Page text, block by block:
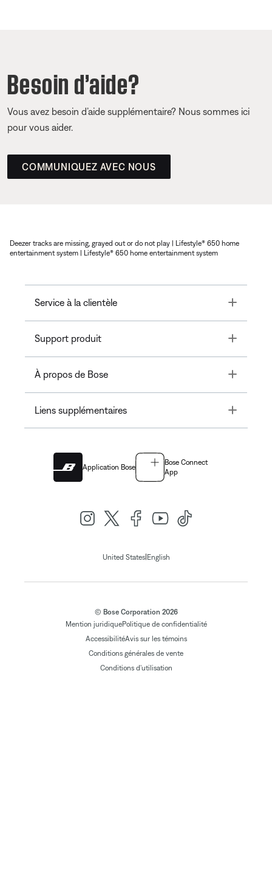
Besoin d’aide?
Vous avez besoin d’aide supplémentaire? Nous sommes ici
pour vous aider.
COMMUNIQUEZ AVEC NOUS
Deezer tracks are missing, grayed out or do not play | Lifestyle® 650 home
entertainment system | Lifestyle® 650 home entertainment system
Service à la clientèle Toggle
Support produit Toggle
À propos de Bose Toggle
Liens supplémentaires Toggle
Application Bose
Bose Connect
App
United States|English
© Bose Corporation 2026
Mention juridiquePolitique de confidentialité
AccessibilitéAvis sur les témoins
Conditions générales de vente
Conditions d'utilisation